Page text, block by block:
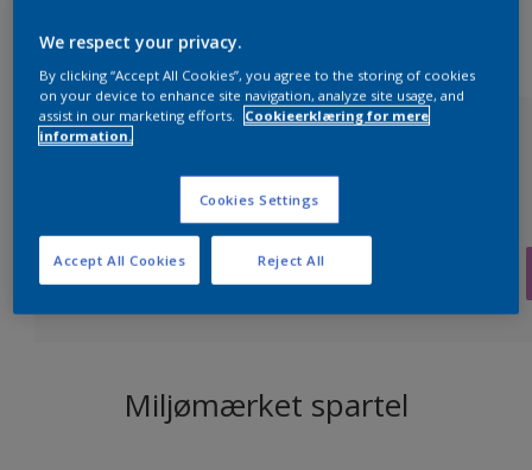
Nordsjö Professional P6
Læs mere
Miljømærket spartel
We respect your privacy.
By clicking “Accept All Cookies”, you agree to the storing of cookies
on your device to enhance site navigation, analyze site usage, and
assist in our marketing efforts.
Cookieerklæring for mere
information.
Cookies Settings
Reject All
Accept All Cookies